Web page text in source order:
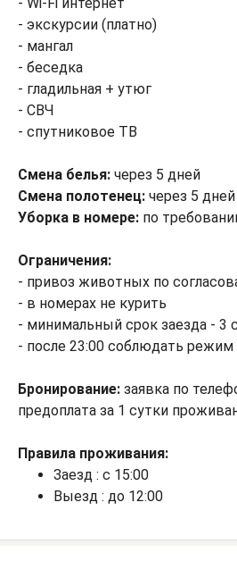
- экскурсии (платно)
- мангал
- беседка
- гладильная + утюг
- СВЧ
- спутниковое ТВ
Смена белья: через 5 дней
Смена полотенец: через 5 дней
Уборка в номере: по
Ограничения:
- привоз животных по
- в номерах не курить
- минимальный срок заезда - 3
- после 23:00 соблюдать
Бронирование: заявка по
предоплата за 1 сутки
Правила проживания:
Заезд : с 15:00
Выезд : до 12:00